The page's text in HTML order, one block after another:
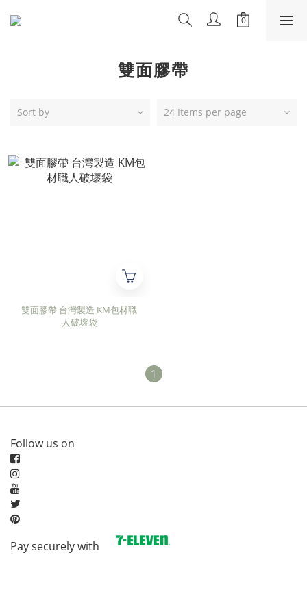
雙面膠帶
Sort by 24 Items per page
雙面膠帶 台灣製造 KM包材職
人破壞袋
1
Follow us on
Pay securely with